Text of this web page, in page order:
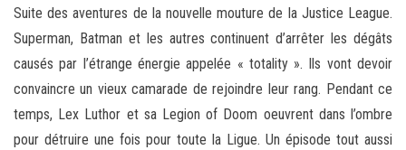
Suite des aventures de la nouvelle mouture de la Justice League.
Superman, Batman et les autres continuent d’arrêter les dégâts
causés par l’étrange énergie appelée « totality ». Ils vont devoir
convaincre un vieux camarade de rejoindre leur rang. Pendant ce
temps, Lex Luthor et sa Legion of Doom oeuvrent dans l’ombre
pour détruire une fois pour toute la Ligue. Un épisode tout aussi